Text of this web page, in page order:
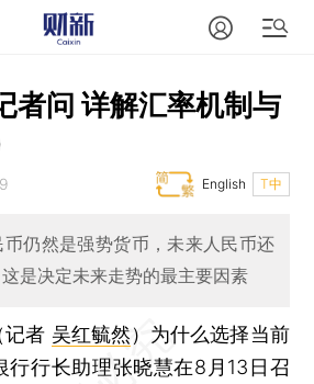
者问 详解汇率机制与
T中
English
仍然是强势货币，未来人民币还
是决定未来走势的最主要因素
记者 吴红毓然） 为什么选择当前
行行长助理张晓慧在8月13日召